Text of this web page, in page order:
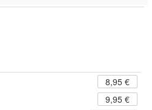
8,95 €
9,95 €